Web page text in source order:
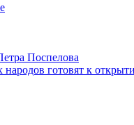
Поспелова
готовят к